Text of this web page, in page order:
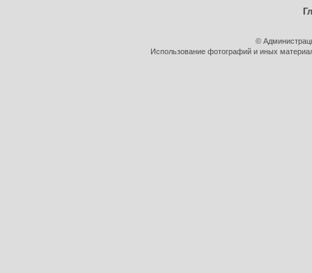
©
Использование фотографий и иных